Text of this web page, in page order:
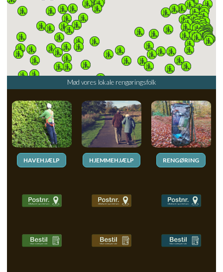
Mød vores lokale rengøringsfolk
HAVEHJÆLP HJEMMEHJÆLP RENGØRING